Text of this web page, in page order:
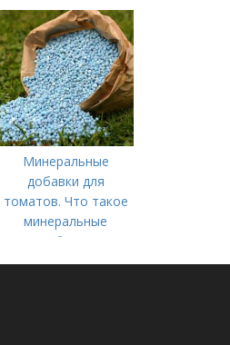
Минеральные
добавки для
томатов. Что такое
минеральные
удобрения